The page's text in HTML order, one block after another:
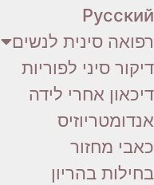
Русский
רפואה סינית לנשים
דיקור סיני לפוריות
דיכאון אחרי לידה
אנדומטריוזיס
כאבי מחזור
בחילות בהריון